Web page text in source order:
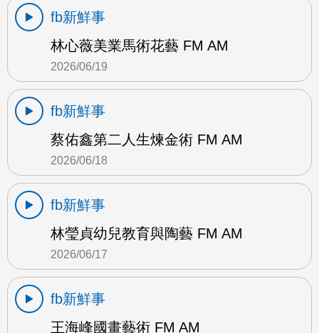
fb新鮮事
林心薇美業馬術花藝 FM AM
2026/06/19
fb新鮮事
蔡佑鑫第二人生煉金術 FM AM
2026/06/18
fb新鮮事
林瑩貞幼兒教育與陶藝 FM AM
2026/06/17
fb新鮮事
王海峰國畫藝術 FM AM